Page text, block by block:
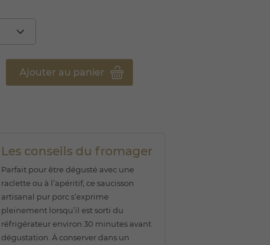
Ajouter au panier
Les conseils du fromager
Parfait pour être dégusté avec une
raclette ou à l’apéritif, ce saucisson
artisanal pur porc s’exprime
pleinement lorsqu’il est sorti du
réfrigérateur environ 30 minutes avant
dégustation. À conserver dans un